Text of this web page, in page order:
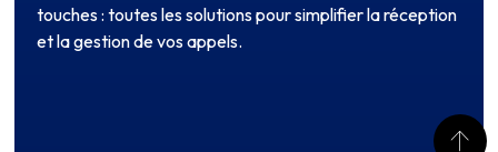
touches : toutes les solutions pour simplifier la réception
et la gestion de vos appels.